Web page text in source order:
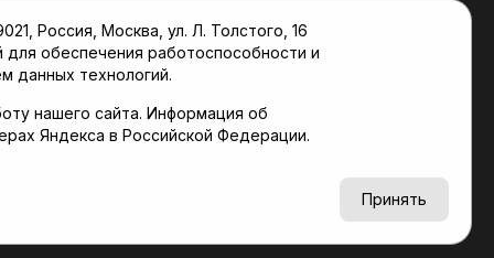
6+
Россия, Москва, ул. Л. Толстого, 16
обеспечения работоспособности и
данных технологий.
нашего сайта. Информация об
Яндекса в Российской Федерации.
Принять